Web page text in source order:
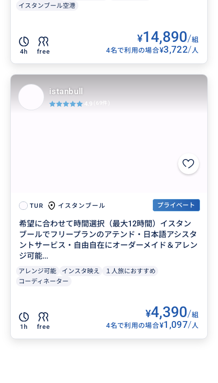
イスタンブール空港
4h free
¥14,890/組
4名で利用の場合¥3,722/人
TUR イスタンブール プライベート
希望に合わせて時間選択（最大12時間）イスタン
ブールでフリープランのアテンド・日本語アシスタ
ントサービス・自由自在にオーダーメイド＆アレン
ジ可能...
アレンジ可能 インスタ映え
１人旅におすすめ
コーディネーター
1h free
¥4,390/組
4名で利用の場合¥1,097/人
istanbull
4.9 (69件)